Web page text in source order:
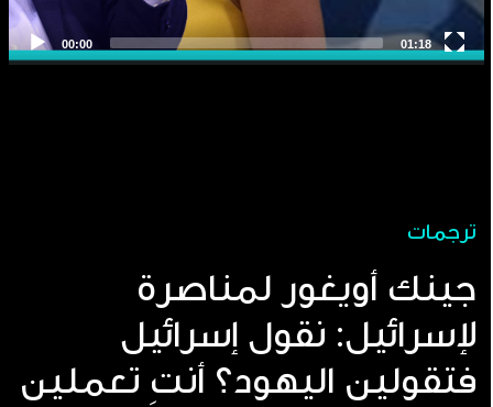
ترجمات
جينك أويغور لمناصرة
لإسرائيل: نقول إسرائيل
فتقولين اليهود؟ أنتِ تعملين